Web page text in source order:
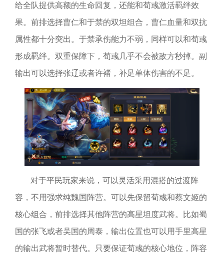
给全队提供高额的生命回复，还能和荀彧激活羁绊效
果。前排选择曹仁和于禁的双坦组合，曹仁血量和双抗
属性都十分突出。于禁承伤能力不弱，同样可以和荀彧
形成羁绊。双重保障下，荀彧几乎不会被敌方秒掉。副
输出可以选择张辽或者许褚，补足单体伤害的不足。
对于平民玩家来说，可以灵活采用混搭的过渡阵
容，不用强求纯魏国阵营。可以先保留荀彧和蔡文姬的
核心组合，前排选择其他阵营的高星坦度武将。比如蜀
国的张飞或者吴国的周泰，输出位置也可以用手里高星
的输出武将暂时替代。只要保证荀彧的核心地位，阵容